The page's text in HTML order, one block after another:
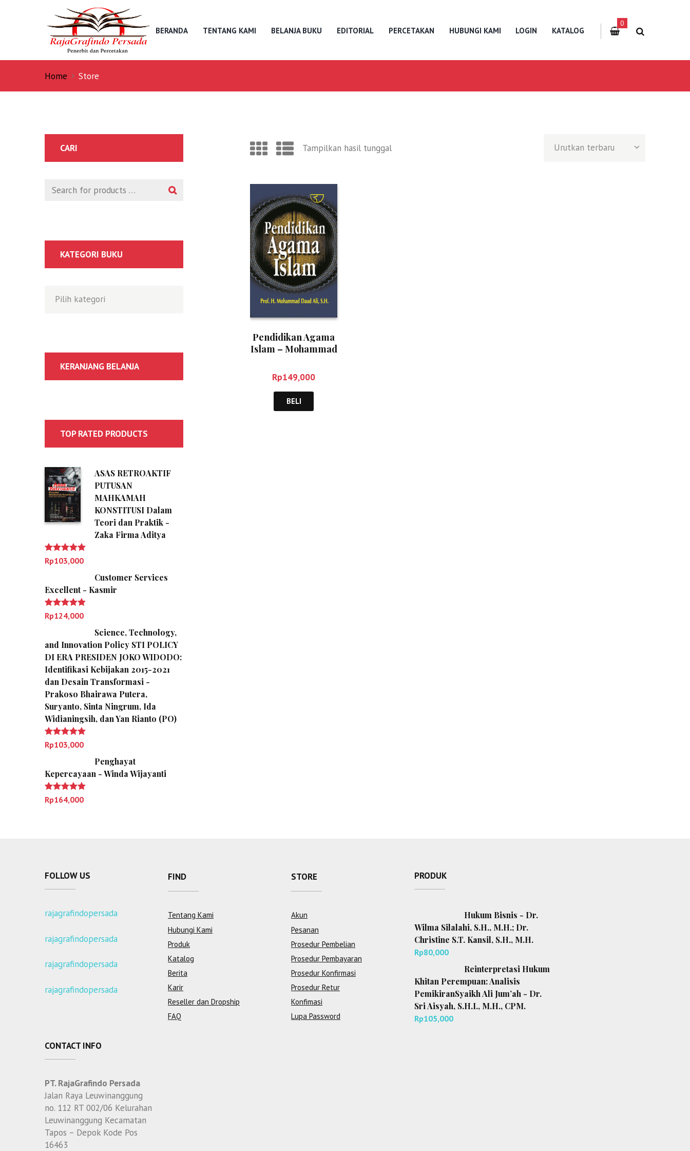
BERANDA TENTANG KAMI BELANJA BUKU EDITORIAL PERCETAKAN HUBUNGI KAMI LOGIN KATALOG
0
Home Store
Tampilkan hasil tunggal
Pendidikan Agama
Islam – Mohammad
Rp149,000
BELI
CARI
KATEGORI BUKU
KERANJANG BELANJA
TOP RATED PRODUCTS
ASAS RETROAKTIF
PUTUSAN
MAHKAMAH
KONSTITUSI Dalam
Teori dan Praktik -
Zaka Firma Aditya
Dinilai 5.00
dari 5
Rp103,000
Customer Services
Excellent - Kasmir
Dinilai 5.00
dari 5
Rp124,000
Science, Technology,
and Innovation Policy STI POLICY
DI ERA PRESIDEN JOKO WIDODO:
Identifikasi Kebijakan 2015-2021
dan Desain Transformasi -
Prakoso Bhairawa Putera,
Suryanto, Sinta Ningrum, Ida
Widianingsih, dan Yan Rianto (PO)
Dinilai 5.00
dari 5
Rp103,000
Penghayat
Kepercayaan - Winda Wijayanti
Dinilai 5.00
dari 5
Rp164,000
FOLLOW US
rajagrafindopersada
rajagrafindopersada
rajagrafindopersada
rajagrafindopersada
FIND
Tentang Kami
Hubungi Kami
Produk
Katalog
Berita
Karir
Reseller dan Dropship
FAQ
STORE
Akun
Pesanan
Prosedur Pembelian
Prosedur Pembayaran
Prosedur Konfirmasi
Prosedur Retur
Konfimasi
Lupa Password
PRODUK
Hukum Bisnis - Dr.
Wilma Silalahi, S.H., M.H.; Dr.
Christine S.T. Kansil, S.H., M.H.
Rp80,000
Reinterpretasi Hukum
Khitan Perempuan: Analisis
PemikiranSyaikh Ali Jum’ah - Dr.
Sri Aisyah, S.H.I., M.H., CPM.
Rp105,000
CONTACT INFO
PT. RajaGrafindo Persada
Jalan Raya Leuwinanggung
no. 112 RT 002/06 Kelurahan
Leuwinanggung Kecamatan
Tapos – Depok Kode Pos
16463